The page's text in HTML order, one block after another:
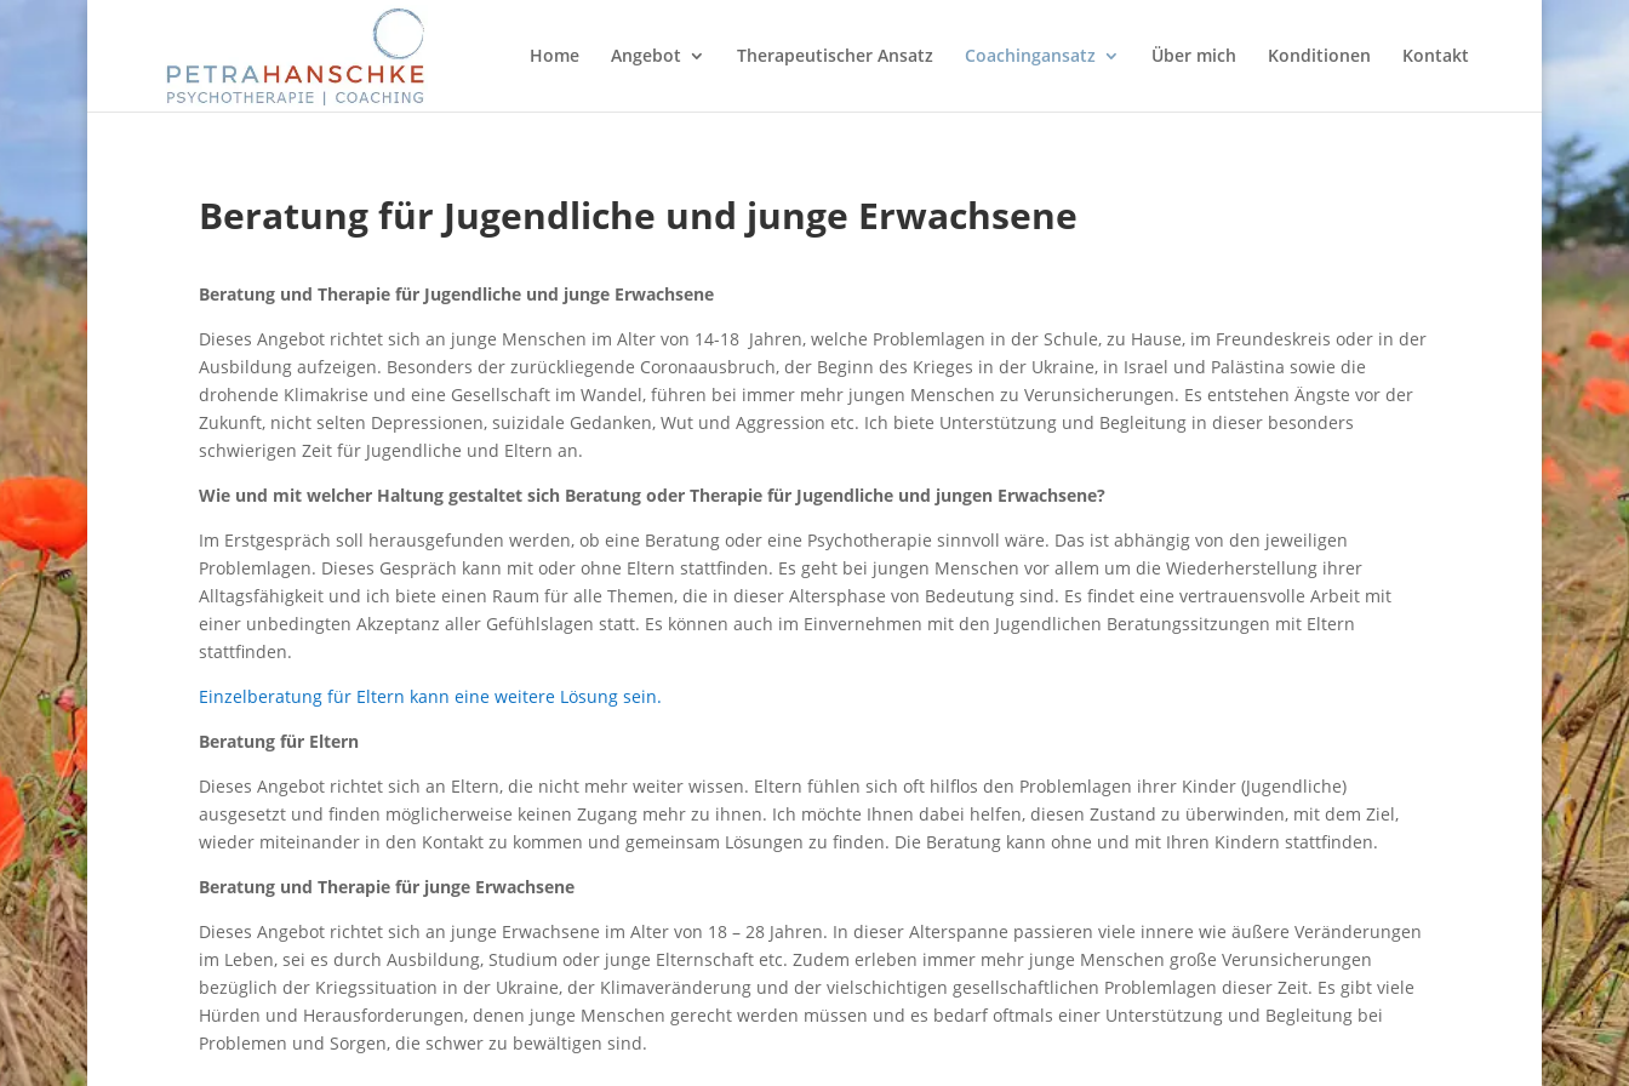
Home Angebot Therapeutischer Ansatz Coachingansatz Über mich Konditionen Kontakt
Beratung für Jugendliche und junge Erwachsene
Beratung und Therapie für Jugendliche und junge Erwachsene
Dieses Angebot richtet sich an junge Menschen im Alter von 14-18 Jahren, welche Problemlagen in der Schule, zu Hause, im Freundeskreis oder in der
Ausbildung aufzeigen. Besonders der zurückliegende Coronaausbruch, der Beginn des Krieges in der Ukraine, in Israel und Palästina sowie die
drohende Klimakrise und eine Gesellschaft im Wandel, führen bei immer mehr jungen Menschen zu Verunsicherungen. Es entstehen Ängste vor der
Zukunft, nicht selten Depressionen, suizidale Gedanken, Wut und Aggression etc. Ich biete Unterstützung und Begleitung in dieser besonders
schwierigen Zeit für Jugendliche und Eltern an.
Wie und mit welcher Haltung gestaltet sich Beratung oder Therapie für Jugendliche und jungen Erwachsene?
Im Erstgespräch soll herausgefunden werden, ob eine Beratung oder eine Psychotherapie sinnvoll wäre. Das ist abhängig von den jeweiligen
Problemlagen. Dieses Gespräch kann mit oder ohne Eltern stattfinden. Es geht bei jungen Menschen vor allem um die Wiederherstellung ihrer
Alltagsfähigkeit und ich biete einen Raum für alle Themen, die in dieser Altersphase von Bedeutung sind. Es findet eine vertrauensvolle Arbeit mit
einer unbedingten Akzeptanz aller Gefühlslagen statt. Es können auch im Einvernehmen mit den Jugendlichen Beratungssitzungen mit Eltern
stattfinden.
Einzelberatung für Eltern kann eine weitere Lösung sein.
Beratung für Eltern
Dieses Angebot richtet sich an Eltern, die nicht mehr weiter wissen. Eltern fühlen sich oft hilflos den Problemlagen ihrer Kinder (Jugendliche)
ausgesetzt und finden möglicherweise keinen Zugang mehr zu ihnen. Ich möchte Ihnen dabei helfen, diesen Zustand zu überwinden, mit dem Ziel,
wieder miteinander in den Kontakt zu kommen und gemeinsam Lösungen zu finden. Die Beratung kann ohne und mit Ihren Kindern stattfinden.
Beratung und Therapie für junge Erwachsene
Dieses Angebot richtet sich an junge Erwachsene im Alter von 18 – 28 Jahren. In dieser Alterspanne passieren viele innere wie äußere Veränderungen
im Leben, sei es durch Ausbildung, Studium oder junge Elternschaft etc. Zudem erleben immer mehr junge Menschen große Verunsicherungen
bezüglich der Kriegssituation in der Ukraine, der Klimaveränderung und der vielschichtigen gesellschaftlichen Problemlagen dieser Zeit. Es gibt viele
Hürden und Herausforderungen, denen junge Menschen gerecht werden müssen und es bedarf oftmals einer Unterstützung und Begleitung bei
Problemen und Sorgen, die schwer zu bewältigen sind.